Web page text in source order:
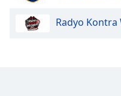
Caption
Radyo Kontra